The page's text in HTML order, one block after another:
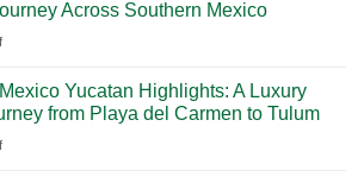
From
Las
A
Scenic
Road
Across Southern Mexico
on
Mexico
City
to
Yucatan Highlights: A Luxury
from Playa del Carmen to Tulum
on